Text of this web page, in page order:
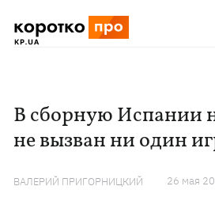
В сборную Испании
не вызван ни один
ВАЛЕРИЙ ПРИГОРНИЦКИЙ 26 мая